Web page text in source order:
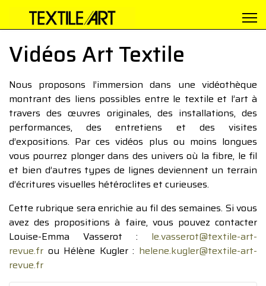
Vidéos Art Textile
Nous proposons l’immersion dans une vidéothèque
montrant des liens possibles entre le textile et l’art à
travers des œuvres originales, des installations, des
performances, des entretiens et des visites
d’expositions. Par ces vidéos plus ou moins longues
vous pourrez plonger dans des univers où la fibre, le fil
et bien d’autres types de lignes deviennent un terrain
d’écritures visuelles hétéroclites et curieuses.
Cette rubrique sera enrichie au fil des semaines. Si vous
avez des propositions à faire, vous pouvez contacter
Louise-Emma Vasserot : le.vasserot@textile-art-
revue.fr ou Hélène Kugler : helene.kugler@textile-art-
revue.fr